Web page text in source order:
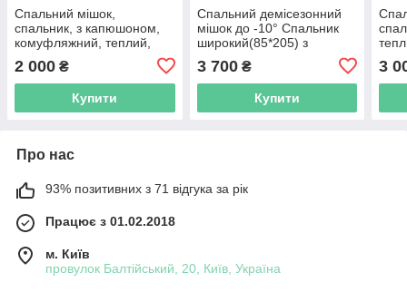
Спальний мішок,
спальник, з капюшоном,
комуфляжний, теплий,
туристичний, рибальський,
надійний до -8
2 000 ₴
Купити
Спальний демісезонний
мішок до -10° Спальник
широкий(85*205) з
мішок ковдру
3 700₴
Купити
3
Про нас
93% позитивних з 71 відгука за рік
Працює з 01.02.2018
м. Київ
провулок Балтійський, 20, Київ, Україна